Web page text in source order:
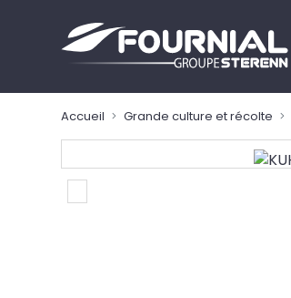
Accueil Grande culture et récolte